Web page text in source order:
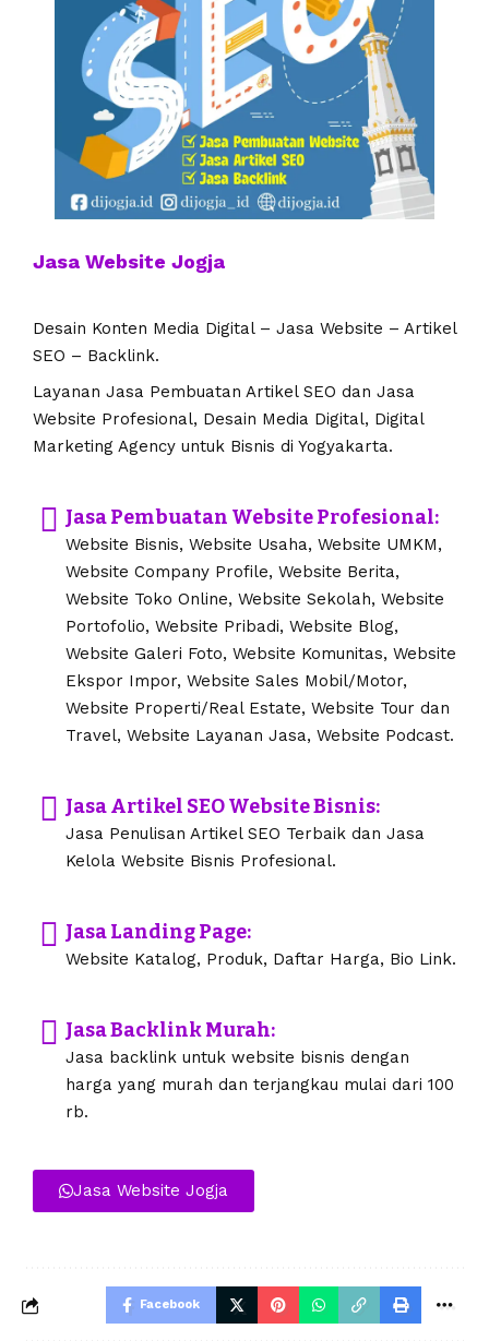
Jasa Website Jogja
Desain Konten Media Digital – Jasa Website – Artikel
SEO – Backlink.
Layanan Jasa Pembuatan Artikel SEO dan Jasa
Website Profesional, Desain Media Digital, Digital
Marketing Agency untuk Bisnis di Yogyakarta.
Jasa Pembuatan Website Profesional:
Website Bisnis, Website Usaha, Website UMKM,
Website Company Profile, Website Berita,
Website Toko Online, Website Sekolah, Website
Portofolio, Website Pribadi, Website Blog,
Website Galeri Foto, Website Komunitas, Website
Ekspor Impor, Website Sales Mobil/Motor,
Website Properti/Real Estate, Website Tour dan
Travel, Website Layanan Jasa, Website Podcast.
Jasa Artikel SEO Website Bisnis:
Jasa Penulisan Artikel SEO Terbaik dan Jasa
Kelola Website Bisnis Profesional.
Jasa Landing Page:
Website Katalog, Produk, Daftar Harga, Bio Link.
Jasa Backlink Murah:
Jasa backlink untuk website bisnis dengan
harga yang murah dan terjangkau mulai dari 100
rb.
Jasa Website Jogja
Facebook